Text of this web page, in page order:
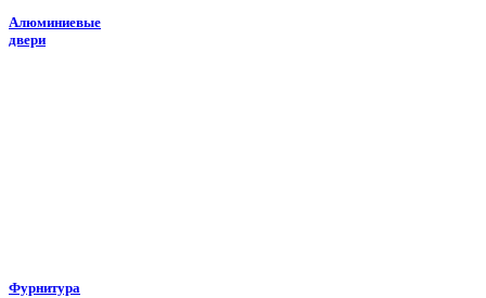
Алюминиевые
двери
Фурнитура